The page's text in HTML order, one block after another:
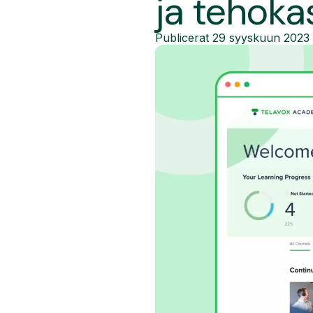
ja
Publicerat 29 syyskuun 2023